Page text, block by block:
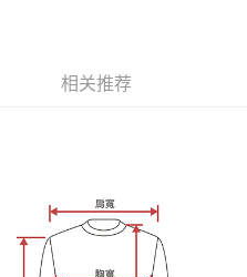
约关系目的，商店将以您的个人资
時間內完成繳費。
沛科技股份有限公司(下稱 AFTEE )
相关推荐